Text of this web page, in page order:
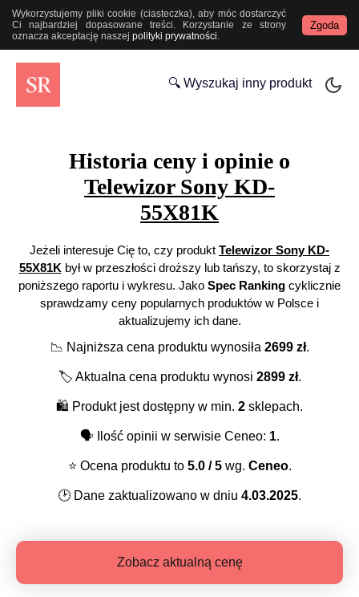
Wykorzystujemy pliki cookie (ciasteczka), aby móc dostarczyć
Ci najbardziej dopasowane treści. Korzystanie ze strony
oznacza akceptację naszej polityki prywatności.
Zgoda
🔍 Wyszukaj inny produkt
Historia ceny i opinie o
Telewizor Sony KD-
55X81K
Jeżeli interesuje Cię to, czy produkt Telewizor Sony KD-
55X81K był w przeszłości droższy lub tańszy, to skorzystaj z
poniższego raportu i wykresu. Jako Spec Ranking cyklicznie
sprawdzamy ceny popularnych produktów w Polsce i
aktualizujemy ich dane.
📉 Najniższa cena produktu wynosiła 2699zł.
🏷️ Aktualna cena produktu wynosi 2899zł.
🛍️ Produkt jest dostępny w min. 2 sklepach.
🗣️Ilość opinii w serwisie Ceneo: 1.
⭐️ Ocena produktu to 5.0/ 5wg. Ceneo.
🕑 Dane zaktualizowano w dniu 4.03.2025.
Zobacz aktualną cenę